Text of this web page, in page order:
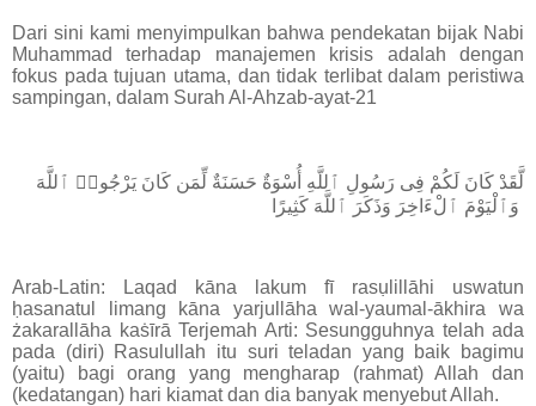
Dari sini kami menyimpulkan bahwa pendekatan bijak Nabi
Muhammad terhadap manajemen krisis adalah dengan
fokus pada tujuan utama, dan tidak terlibat dalam peristiwa
sampingan, dalam Surah Al-Ahzab-ayat-21
لَّقَدْ كَانَ لَكُمْ فِى رَسُولِ ٱللَّهِ أُسْوَةٌ حَسَنَةٌ لِّمَن كَانَ يَرْجُوا۟ ٱللَّهَ
Arab-Latin: Laqad kāna lakum fī rasụlillāhi uswatun
ḥasanatul limang kāna yarjullāha wal-yaumal-ākhira wa
żakarallāha kaṡīrā Terjemah Arti: Sesungguhnya telah ada
pada (diri) Rasulullah itu suri teladan yang baik bagimu
(yaitu) bagi orang yang mengharap (rahmat) Allah dan
(kedatangan) hari kiamat dan dia banyak menyebut Allah.